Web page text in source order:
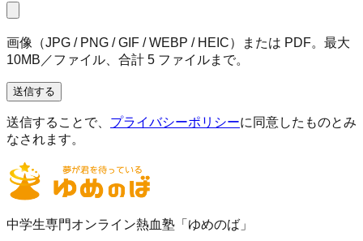
画像（JPG / PNG / GIF / WEBP / HEIC）または PDF。最大
10MB／ファイル、合計 5 ファイルまで。
送信する
送信することで、 プライバシーポリシーに同意したものとみ
なされます。
中学生専門オンライン熱血塾「ゆめのば」